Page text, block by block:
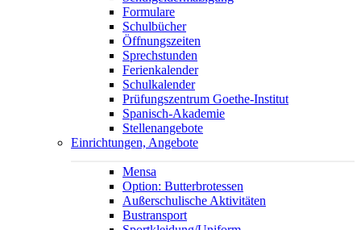
Formulare
Schulbücher
Öffnungszeiten
Sprechstunden
Ferienkalender
Schulkalender
Prüfungszentrum Goethe-Institut
Spanisch-Akademie
Stellenangebote
Einrichtungen, Angebote
Mensa
Option: Butterbrotessen
Außerschulische Aktivitäten
Bustransport